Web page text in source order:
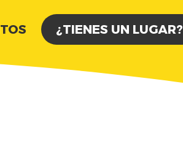
¿TIENES UN LUGAR?